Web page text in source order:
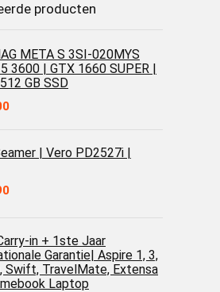
producten
META S 3SI-020MYS
3600 | GTX 1660 SUPER |
GB SSD
| Vero PD2527i |
in + 1ste Jaar
Garantie| Aspire 1, 3,
Swift, TravelMate, Extensa
Laptop